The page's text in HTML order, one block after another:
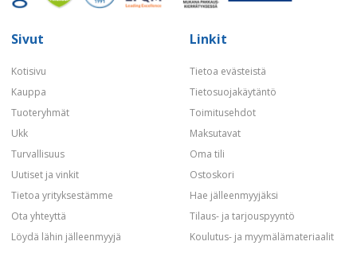
Sivut
Kotisivu
Kauppa
Tuoteryhmät
Ukk
Turvallisuus
Uutiset ja vinkit
Tietoa yrityksestämme
Ota yhteyttä
Löydä lähin jälleenmyyjä
Linkit
Tietoa evästeistä
Tietosuojakäytäntö
Toimitusehdot
Maksutavat
Oma tili
Ostoskori
Hae jälleenmyyjäksi
Tilaus- ja tarjouspyyntö
Koulutus- ja myymälämateriaalit